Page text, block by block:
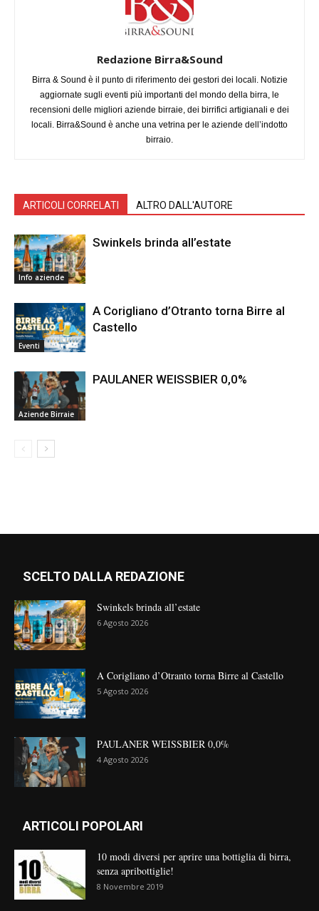
Redazione Birra&Sound
Birra & Sound è il punto di riferimento dei gestori dei locali. Notizie
aggiornate sugli eventi più importanti del mondo della birra, le
recensioni delle migliori aziende birraie, dei birrifici artigianali e dei
locali. Birra&Sound è anche una vetrina per le aziende dell’indotto
birraio.
ARTICOLI CORRELATI ALTRO DALL'AUTORE
Info aziende
Swinkels brinda all’estate
Eventi
A Corigliano d’Otranto torna Birre al
Castello
Aziende Birraie
PAULANER WEISSBIER 0,0%
SCELTO DALLA REDAZIONE
Swinkels brinda all’estate
6 Agosto 2026
A Corigliano d’Otranto torna Birre al Castello
5 Agosto 2026
PAULANER WEISSBIER 0,0%
4 Agosto 2026
ARTICOLI POPOLARI
10 modi diversi per aprire una bottiglia di birra,
senza apribottiglie!
8 Novembre 2019